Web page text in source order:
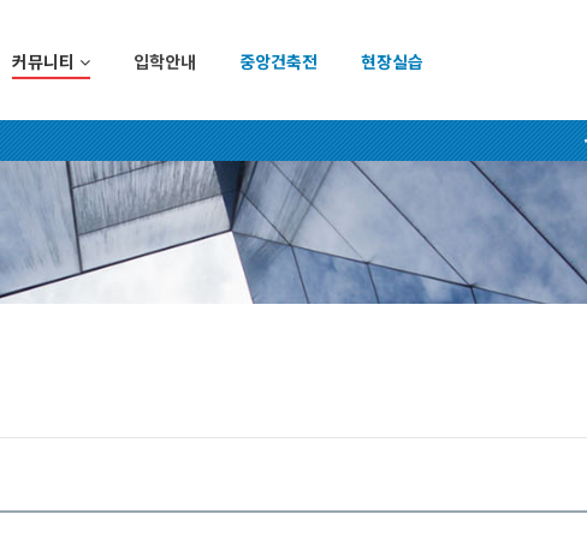
커뮤니티 입학안내 중앙건축전 현장실습